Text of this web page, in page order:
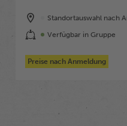
Standortauswahl nach
Verfügbar in Gruppe
Preise nach Anmeldung